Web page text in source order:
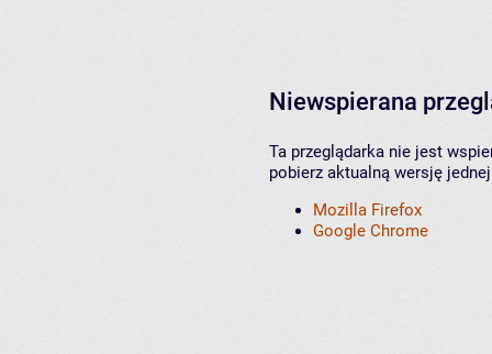
Niewspierana
Ta przeglądarka nie jest
pobierz aktualną wersję
Mozilla Firefox
Google Chrome